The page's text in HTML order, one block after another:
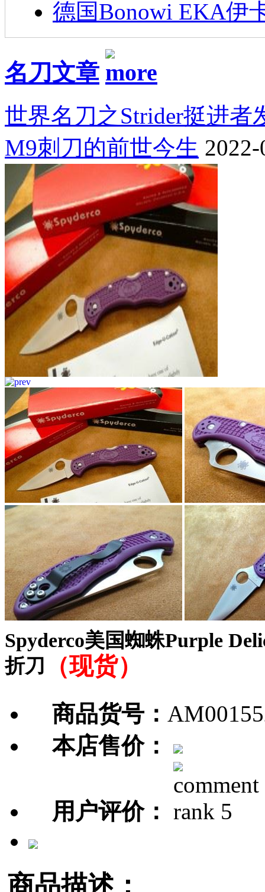
德国Bonowi EKA伊
名刀文章
世界名刀之Strider挺进者
M9刺刀的前世今生
Spyderco美国蜘蛛Purple
折刀
（现货）
商品货号：
本店售价：
用户评价：
商品描述：